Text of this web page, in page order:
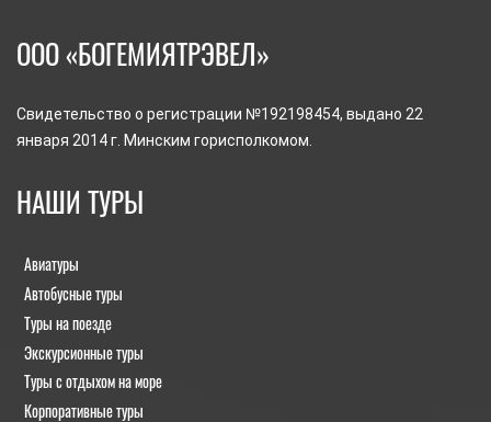
ООО «БОГЕМИЯТРЭВЕЛ»
Свидетельство о регистрации №192198454, выдано 22
января 2014 г. Минским горисполкомом.
НАШИ ТУРЫ
Авиатуры
Автобусные туры
Туры на поезде
Экскурсионные туры
Туры с отдыхом на море
Корпоративные туры